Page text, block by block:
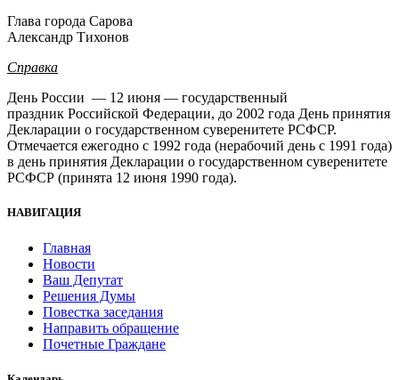
Глава города Сарова
Александр Тихонов
Справка
День России — 12 июня — государственный
праздник Российской Федерации, до 2002 года День принятия
Декларации о государственном суверенитете РСФСР.
Отмечается ежегодно с 1992 года (нерабочий день с 1991 года)
в день принятия Декларации о государственном суверенитете
РСФСР (принята 12 июня 1990 года).
НАВИГАЦИЯ
Главная
Новости
Ваш Депутат
Решения Думы
Повестка заседания
Направить обращение
Почетные Граждане